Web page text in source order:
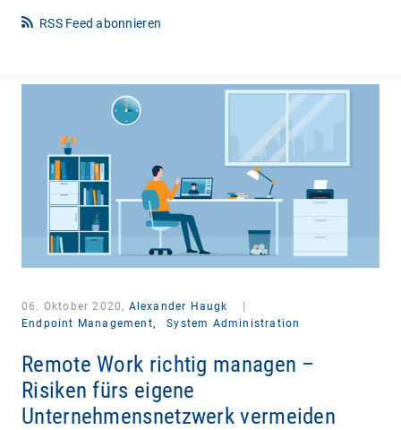
RSS Feed abonnieren
06. Oktober 2020, Alexander Haugk
Endpoint Management,
System Administration
Remote Work richtig managen –
Risiken fürs eigene
Unternehmensnetzwerk vermeiden